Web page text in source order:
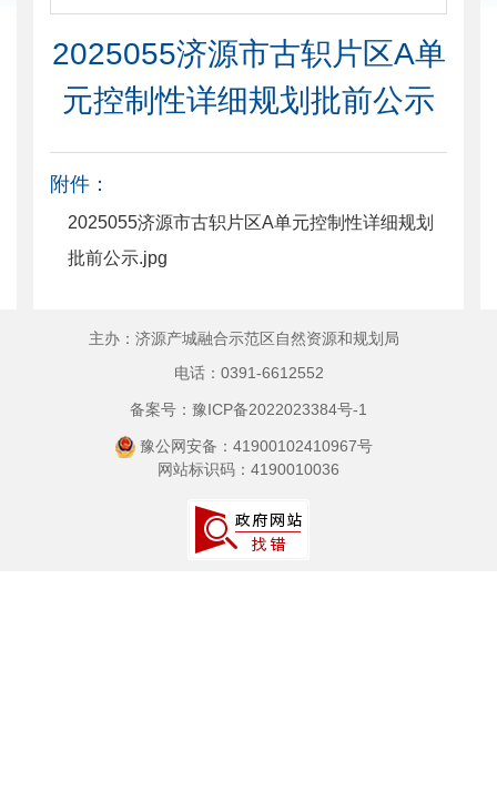
2025055济源市古轵片区A单
元控制性详细规划批前公示
附件：
2025055济源市古轵片区A单元控制性详细规划
批前公示.jpg
主办：济源产城融合示范区自然资源和规划局
电话：0391-6612552
备案号：豫ICP备2022023384号-1
豫公网安备：41900102410967号
网站标识码：4190010036